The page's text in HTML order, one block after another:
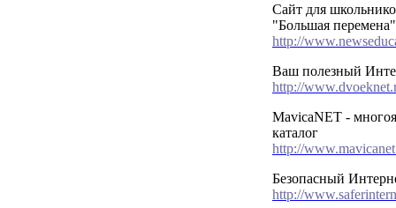
Сайт для
"Большая перемена"
http://
Ваш полезный
http://
MavicaNET -
каталог
http://
Безопасный
http://